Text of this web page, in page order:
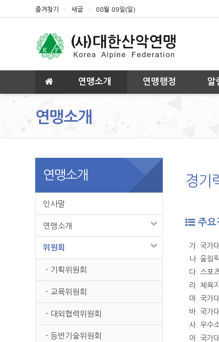
상단 네비
즐겨찾기 새글 08월 09일(일)
메인 메뉴 연맹소개 연맹행정 알
연맹소개
경기
주요
가. 국가
나. 올림
다. 스포
라. 체육
마. 국가
바. 국가
사. 우수
아. 국가
연맹소개
인사말
연맹소개
위원회
- 기획위원회
- 교육위원회
- 대외협력위원회
- 등반기술위원회